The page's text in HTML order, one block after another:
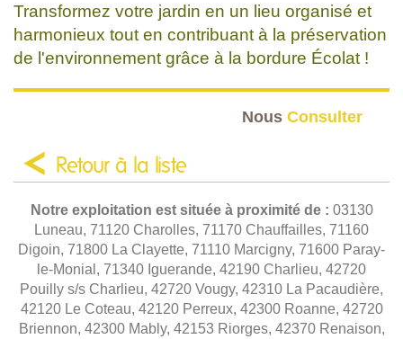
Transformez votre jardin en un lieu organisé et
harmonieux tout en contribuant à la préservation
de l'environnement grâce à la bordure Écolat !
Nous Consulter
Retour à la liste
Notre exploitation est située à proximité de : 03130
Luneau, 71120 Charolles, 71170 Chauffailles, 71160
Digoin, 71800 La Clayette, 71110 Marcigny, 71600 Paray-
le-Monial, 71340 Iguerande, 42190 Charlieu, 42720
Pouilly s/s Charlieu, 42720 Vougy, 42310 La Pacaudière,
42120 Le Coteau, 42120 Perreux, 42300 Roanne, 42720
Briennon, 42300 Mably, 42153 Riorges, 42370 Renaison,